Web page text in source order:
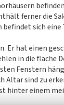
ferner die
befindet sich eine
hat einen
in die flache
Fenstern
Altar sind zu
hinter einem